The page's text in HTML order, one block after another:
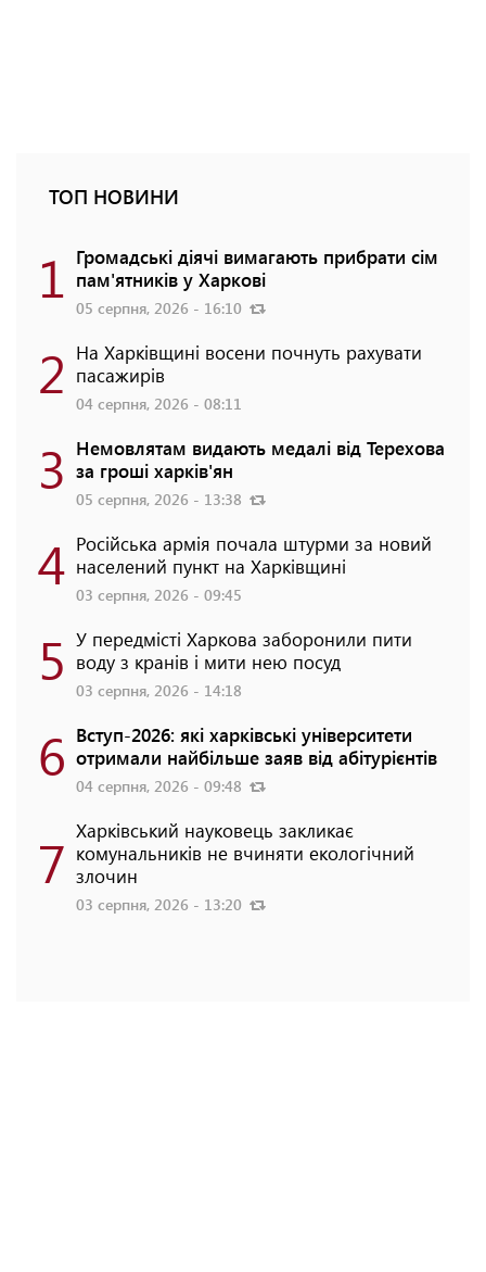
ТОП НОВИНИ
1 Громадські діячі вимагають прибрати сім
пам'ятників у Харкові
05 серпня, 2026 - 16:10
2 На Харківщині восени почнуть рахувати
пасажирів
04 серпня, 2026 - 08:11
3 Немовлятам видають медалі від Терехова
за гроші харків'ян
05 серпня, 2026 - 13:38
4 Російська армія почала штурми за новий
населений пункт на Харківщині
03 серпня, 2026 - 09:45
5 У передмісті Харкова заборонили пити
воду з кранів і мити нею посуд
03 серпня, 2026 - 14:18
6 Вступ-2026: які харківські університети
отримали найбільше заяв від абітурієнтів
04 серпня, 2026 - 09:48
7 Харківський науковець закликає
комунальників не вчиняти екологічний
злочин
03 серпня, 2026 - 13:20